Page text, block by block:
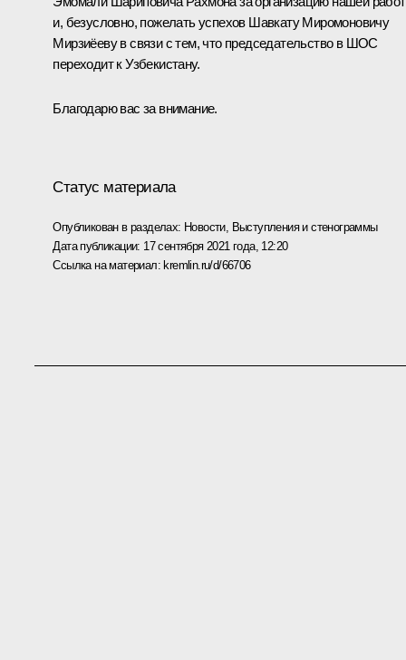
и, безусловно, пожелать успехов Шавкату Миромоновичу
Мирзиёеву в связи с тем, что председательство в ШОС
переходит к Узбекистану.
Благодарю вас за внимание.
Статус материала
Опубликован в разделах: Новости, Выступления и стенограммы
Дата публикации: 17 сентября 2021 года, 12:20
Ссылка на материал: kremlin.ru/d/66706